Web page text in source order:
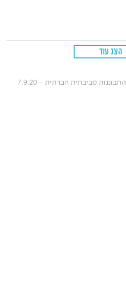
הצג עוד
התבוננות סביבתית חברתית – 7.9.20